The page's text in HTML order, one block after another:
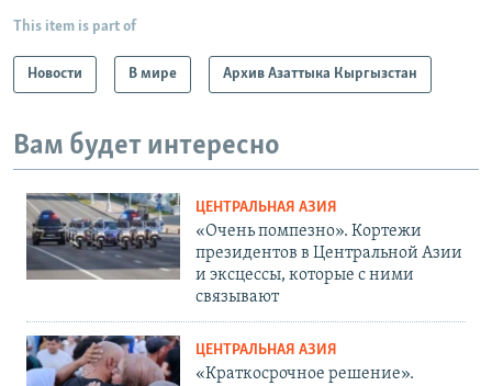
This item is part of
Новости В мире Архив Азаттыка Кыргызстан
Вам будет интересно
ЦЕНТРАЛЬНАЯ АЗИЯ
«Очень помпезно». Кортежи
президентов в Центральной Азии
и эксцессы, которые с ними
связывают
ЦЕНТРАЛЬНАЯ АЗИЯ
«Краткосрочное решение».